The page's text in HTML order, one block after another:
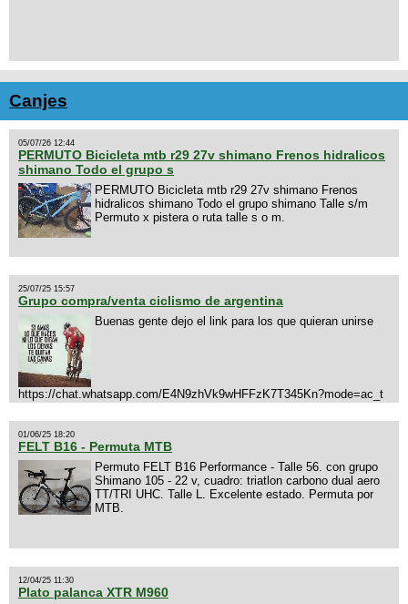
Canjes
05/07/26 12:44
PERMUTO Bicicleta mtb r29 27v shimano Frenos hidralicos
shimano Todo el grupo s
PERMUTO Bicicleta mtb r29 27v shimano Frenos
hidralicos shimano Todo el grupo shimano Talle s/m
Permuto x pistera o ruta talle s o m.
25/07/25 15:57
Grupo compra/venta ciclismo de argentina
Buenas gente dejo el link para los que quieran unirse
https://chat.whatsapp.com/E4N9zhVk9wHFFzK7T345Kn?mode=ac_t
01/06/25 18:20
FELT B16 - Permuta MTB
Permuto FELT B16 Performance - Talle 56. con grupo
Shimano 105 - 22 v, cuadro: triatlon carbono dual aero
TT/TRI UHC. Talle L. Excelente estado. Permuta por
MTB.
12/04/25 11:30
Plato palanca XTR M960